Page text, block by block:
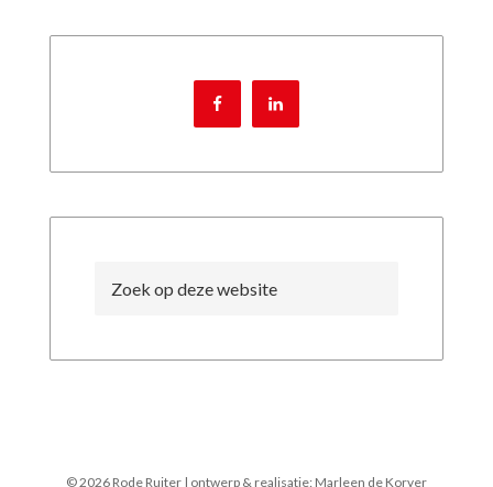
© 2026 Rode Ruiter | ontwerp & realisatie: Marleen de Korver